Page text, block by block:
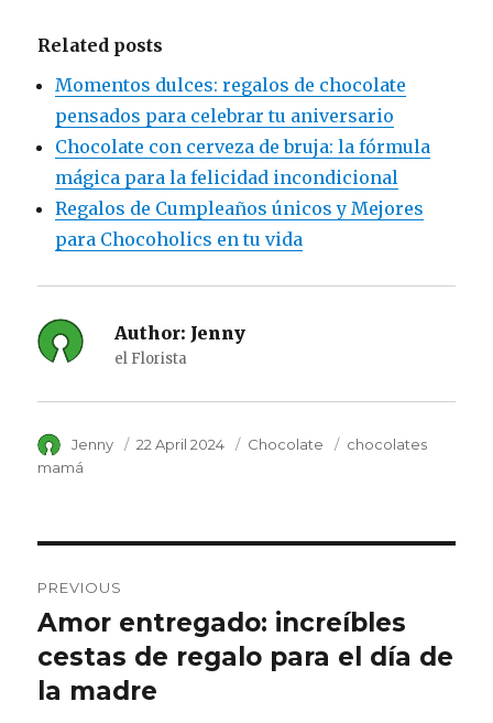
Related posts
Momentos dulces: regalos de chocolate
pensados ​​para celebrar tu aniversario
Chocolate con cerveza de bruja: la fórmula
mágica para la felicidad incondicional
Regalos de Cumpleaños únicos y Mejores
para Chocoholics en tu vida
Author: Jenny
el Florista
Author
Jenny
Posted
22 April 2024 Category
Chocolate Tags
chocolates
mamá
navigation
PREVIOUS
Previous
post:
Amor entregado: increíbles
cestas de regalo para el día de
la madre